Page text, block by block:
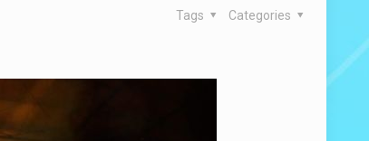
Categories
Tags